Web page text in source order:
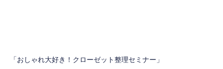
「おしゃれ大好き！クローゼット整理セミナー」